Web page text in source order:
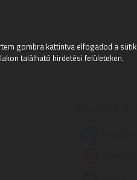
gombra kattintva elfogadod a sütik
található hirdetési felületeken.